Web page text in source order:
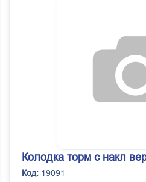
Колодка торм с накл
Код: 19091